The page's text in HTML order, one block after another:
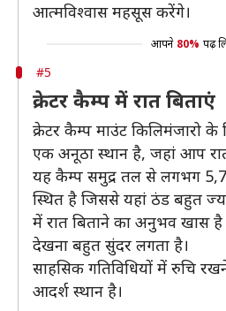
आत्मविश्वास महसूस करेंगे।
आपने 80% पढ़
#5
क्रेटर कैम्प में रात बिताएं
क्रेटर कैम्प माउंट किलिमंजारो
एक अनूठा स्थान है, जहां आप
यह कैम्प समुद्र तल से लगभग
स्थित है जिससे यहां ठंड बहुत
में रात बिताने का अनुभव खास है
देखना बहुत सुंदर लगता है।
साहसिक गतिविधियों में रुचि
आदर्श स्थान है।